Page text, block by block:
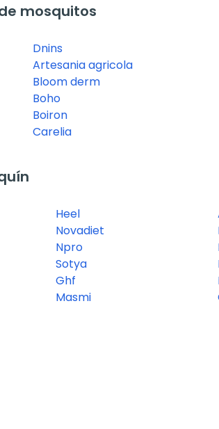
mosquitos
Dnins
Artesania agricola
Bloom derm
Boho
Boiron
Carelia
Heel
Novadiet
Npro
Sotya
Ghf
Masmi